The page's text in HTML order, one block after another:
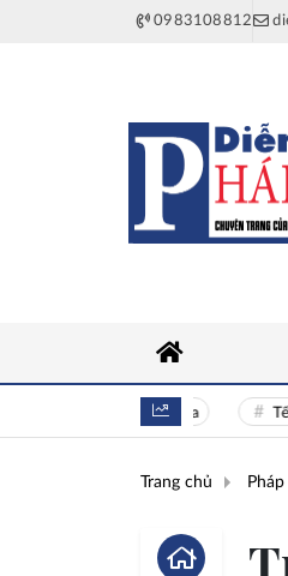
0983108812
Tết
Trang chủ